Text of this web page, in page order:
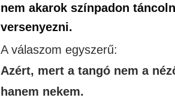
nem akarok színpadon
versenyezni.
A válaszom egyszerű:
Azért, mert a tangó nem a
hanem nekem.